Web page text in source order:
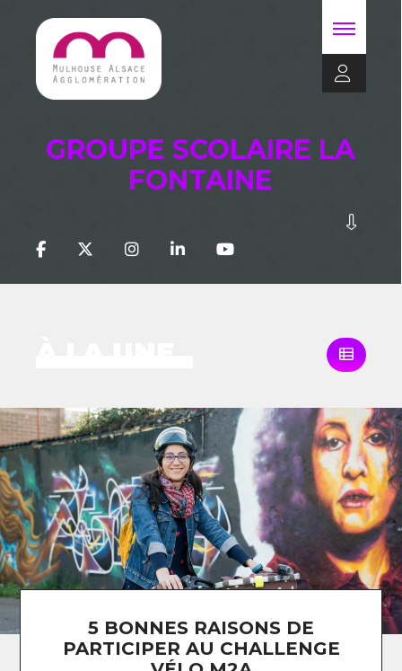
GROUPE SCOLAIRE LA
FONTAINE
5 BONNES RAISONS DE
PARTICIPER AU CHALLENGE